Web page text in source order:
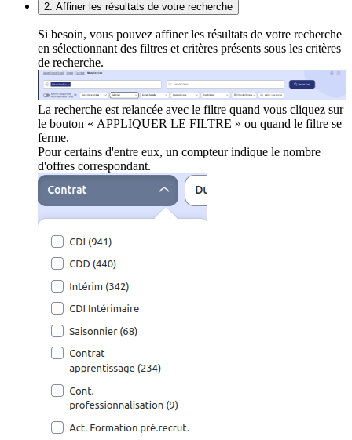
2. Affiner les résultats de votre recherche
Si besoin, vous pouvez affiner les résultats de votre recherche
en sélectionnant des filtres et critères présents sous les critères
de recherche.
La recherche est relancée avec le filtre quand vous cliquez sur
le bouton « APPLIQUER LE FILTRE » ou quand le filtre se
ferme.
Pour certains d'entre eux, un compteur indique le nombre
d'offres correspondant.